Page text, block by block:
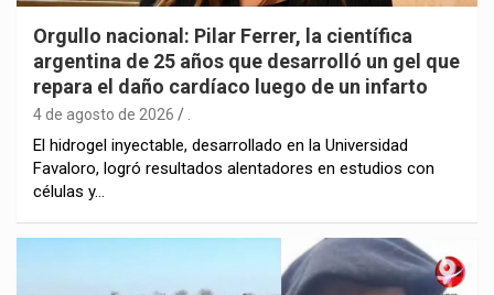
Orgullo nacional: Pilar Ferrer, la científica
argentina de 25 años que desarrolló un gel que
repara el daño cardíaco luego de un infarto
4 de agosto de 2026
El hidrogel inyectable, desarrollado en la Universidad
Favaloro, logró resultados alentadores en estudios con
células y…